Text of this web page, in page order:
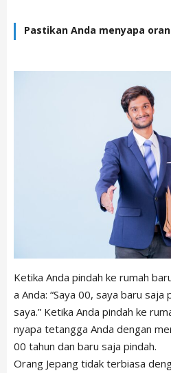
Pastikan Anda menyapa
Ketika Anda pindah ke rumah
a Anda: “Saya 00, saya baru saja
saya.” Ketika Anda pindah ke
nyapa tetangga Anda dengan
00 tahun dan baru saja pindah.
Orang Jepang tidak terbiasa